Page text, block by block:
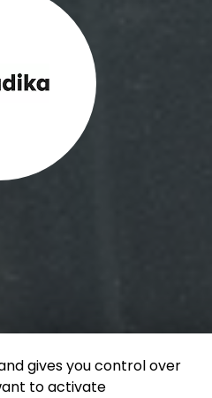
gives you control over
to activate